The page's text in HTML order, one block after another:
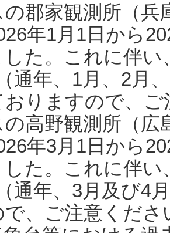
郡家観測所（
年1月1日から
た。これに伴い
通年、1月、2月
おりますので、
高野観測所（
年3月1日から
た。これに伴い
通年、3月及び4
で、ご注意くだ